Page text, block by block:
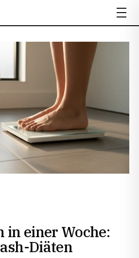
in einer Woche:
Diäten